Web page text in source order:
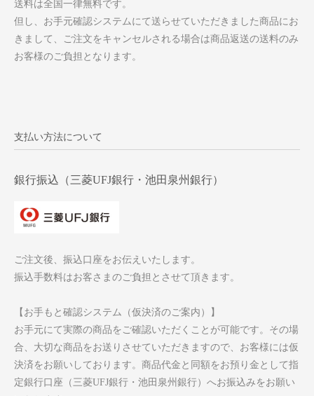
送料は全国一律無料です。
但し、お手元確認システムにて送らせていただきました商品にお
きまして、ご注文をキャンセルされる場合は商品返送の送料のみ
お客様のご負担となります。
支払い方法について
銀行振込（三菱UFJ銀行・池田泉州銀行）
ご注文後、振込口座をお伝えいたします。
振込手数料はお客さまのご負担とさせて頂きます。
【お手もと確認システム（仮決済のご案内）】
お手元にて実際の商品をご確認いただくことが可能です。その場
合、大切な商品をお送りさせていただきますので、お客様には仮
決済をお願いしております。商品代金と同額をお預り金として指
定銀行口座（三菱UFJ銀行・池田泉州銀行）へお振込みをお願い